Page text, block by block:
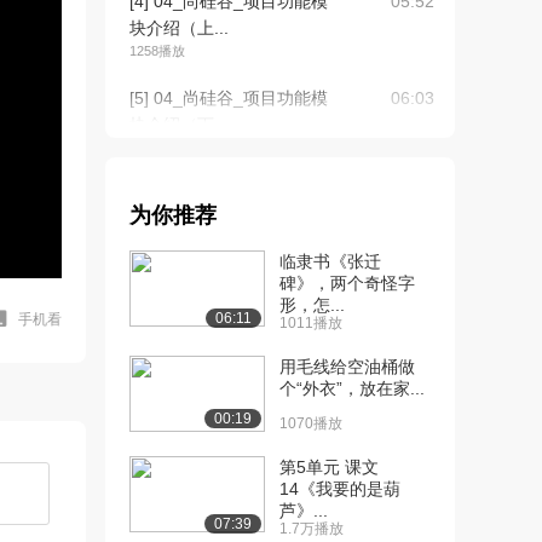
手机看
块介绍（上...
1258播放
[5] 04_尚硅谷_项目功能模
06:03
介绍
[7] 06_尚硅谷_项目技术
点-Myba...
06:22
[8] 07_尚硅谷_项目技术
点-Myba...
13:31
[9] 07_尚硅谷_项目技术
点-Myba...
1021播放
13:41
为你推荐
06:11
临隶书《张迁
碑》，两个奇怪字
形，怎...
1011播放
00:19
用毛线给空油桶做
个“外衣”，放在家...
1070播放
07:39
第5单元 课文
14《我要的是葫
芦》...
1.7万播放